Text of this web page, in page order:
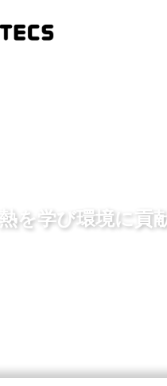
熱を学び環境に貢